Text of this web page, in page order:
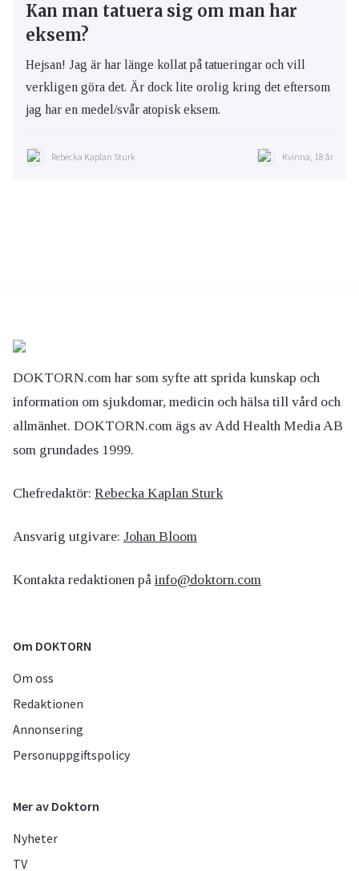
Kan man tatuera sig om man har
eksem?
Hejsan! Jag är har länge kollat på tatueringar och vill
verkligen göra det. Är dock lite orolig kring det eftersom
jag har en medel/svår atopisk eksem.
Rebecka Kaplan Sturk Kvinna, 18 år
DOKTORN.com har som syfte att sprida kunskap och
information om sjukdomar, medicin och hälsa till vård och
allmänhet. DOKTORN.com ägs av Add Health Media AB
som grundades 1999.
Chefredaktör: Rebecka Kaplan Sturk
Ansvarig utgivare: Johan Bloom
Kontakta redaktionen på info@doktorn.com
Om DOKTORN
Om oss
Redaktionen
Annonsering
Personuppgiftspolicy
Mer av Doktorn
Nyheter
TV